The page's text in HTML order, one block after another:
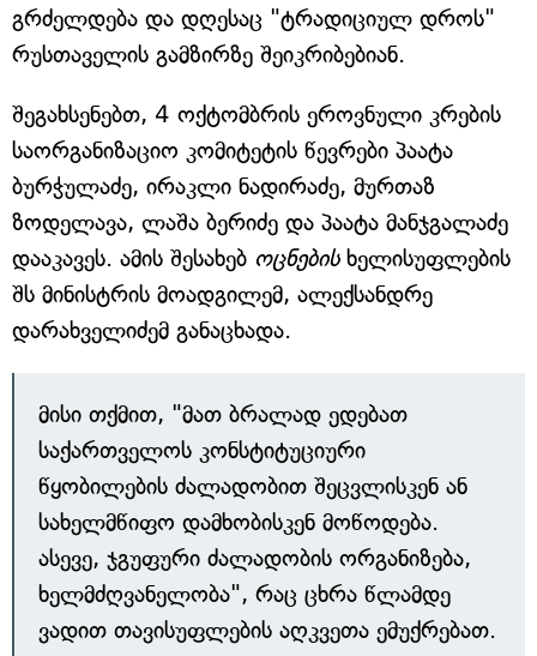
გრძელდება და დღესაც "ტრადიციულ დროს"
რუსთაველის გამზირზე შეიკრიბებიან.
შეგახსენებთ, 4 ოქტომბრის ეროვნული კრების
საორგანიზაციო კომიტეტის წევრები პაატა
ბურჭულაძე, ირაკლი ნადირაძე, მურთაზ
ზოდელავა, ლაშა ბერიძე და პაატა მანჯგალაძე
დააკავეს. ამის შესახებ ოცნებისხელისუფლების
შს მინისტრის მოადგილემ, ალექსანდრე
დარახველიძემ განაცხადა.
მისი თქმით, "მათ ბრალად ედებათ
საქართველოს კონსტიტუციური
წყობილების ძალადობით შეცვლისკენ ან
სახელმწიფო დამხობისკენ მოწოდება.
ასევე, ჯგუფური ძალადობის ორგანიზება,
ხელმძღვანელობა", რაც ცხრა წლამდე
ვადით თავისუფლების აღკვეთა ემუქრებათ.